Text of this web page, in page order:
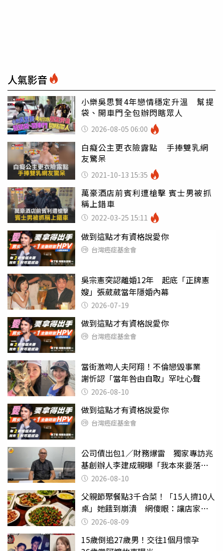
人氣影音
小樂吳思賢4年戀情穩定升溫 幫提
袋、開車門全包辦閃瞎眾人
2026-08-05 06:00
白癡公主更衣險露點 手捧雙乳網
友驚呆
2021-10-13 15:35
萬豪酒店前賓利遭槍擊 賓士男被抓
稱上錯車
2022-03-25 15:11
做到這點才有資格說愛你
台灣癌症基金會
吳宗憲突認離婚12年 起底「正牌憲
嫂」張葳葳當年隱婚內幕
2026-07-19
做到這點才有資格說愛你
台灣癌症基金會
當街激吻人夫阿翔！不倫戀毀事業
謝忻認「當年咎由自取」罕吐心聲
2026-08-10
做到這點才有資格說愛你
台灣癌症基金會
公司債出包1／財務爆雷 獨家專訪兆
基創辦人李建成親曝「我本來要落
跑」2026-08-10
父親節聚餐點3千合菜！「15人擠10人
桌」她餓到崩潰 網傻眼：讓店家看
笑話2026-08-09
15歲倒追27歲男！交往1個月懷孕